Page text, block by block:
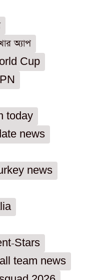
অ্যাপ
Cup
today
news
news
Stars
team news